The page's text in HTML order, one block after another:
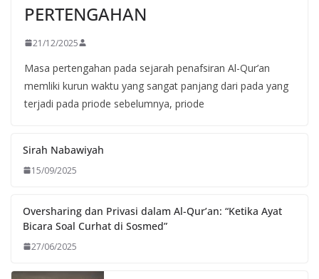
PERTENGAHAN
21/12/2025
Masa pertengahan pada sejarah penafsiran Al-Qur’an
memliki kurun waktu yang sangat panjang dari pada yang
terjadi pada priode sebelumnya, priode
Sirah Nabawiyah
15/09/2025
Oversharing dan Privasi dalam Al-Qur’an: “Ketika Ayat
Bicara Soal Curhat di Sosmed”
27/06/2025